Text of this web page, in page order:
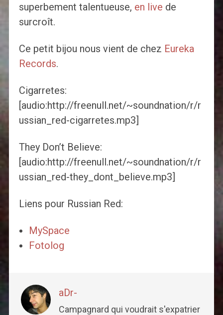
superbement talentueuse, en live de
surcroît.
Ce petit bijou nous vient de chez Eureka
Records.
Cigarretes:
[audio:http://freenull.net/~soundnation/r/r
ussian_red-cigarretes.mp3]
They Don’t Believe:
[audio:http://freenull.net/~soundnation/r/r
ussian_red-they_dont_believe.mp3]
Liens pour Russian Red:
MySpace
Fotolog
aDr-
Campagnard qui voudrait s'expatrier